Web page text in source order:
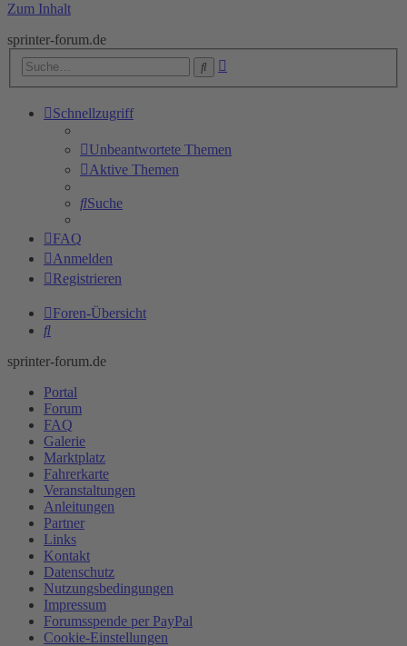
Zum Inhalt
sprinter-forum.de
Suche
Schnellzugriff
Unbeantwortete Themen
Aktive Themen
Suche
FAQ
Anmelden
Registrieren
Foren-Übersicht
Suche
sprinter-forum.de
Portal
Forum
FAQ
Galerie
Marktplatz
Fahrerkarte
Veranstaltungen
Anleitungen
Partner
Links
Kontakt
Datenschutz
Nutzungsbedingungen
Impressum
Forumsspende per PayPal
Cookie-Einstellungen